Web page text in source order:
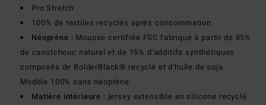
Pro Stretch
100% de textiles recyclés après consommation
Néoprène : Mousse certifiée FSC fabriqué à partir de 85%
de caoutchouc naturel et de 15% d'additifs synthétiques
composés de BolderBlack® recyclé et d'huile de soja.
Modèle 100% sans néoprène
Matière intérieure : jersey extensible en silicone recyclé